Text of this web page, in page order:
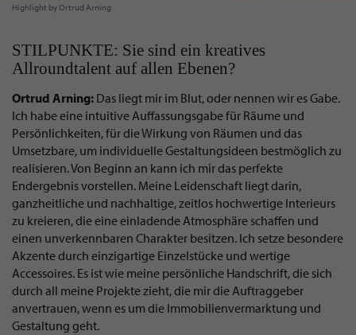
Highlight by Ortrud Arning
STILPUNKTE: Sie sind ein kreatives
Allroundtalent auf allen Ebenen?
Ortrud Arning: Das liegt mir im Blut, oder nennen wir es Gabe.
Ich habe eine intuitive Auffassungsgabe für Räume und
Persönlichkeiten, für die Wirkung von Räumen und das
Umsetzbare, um individuelle Gestaltungsideen bestmöglich zu
realisieren. Von Beginn an kann ich mir das perfekte
Endergebnis vorstellen. Meine Leidenschaft liegt darin,
ganzheitliche und nachhaltige, zeitlos hochwertige Interieurs
zu kreieren, die eine einladende Atmosphäre schaffen und
einen unverkennbaren Charakter besitzen. Ich setze besondere
Akzente durch einzigartige Einzelstücke und wertige
Accessoires. Es ist wie meine persönliche Handschrift, die sich
durch all meine Projekte zieht, die mir die Auftraggeber
anvertrauen, wenn es um die Immobilienvermarktung und
Gestaltung geht.